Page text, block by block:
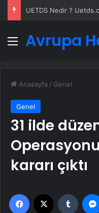
Menü
Avrupa
Anasayfa / Genel
Genel
31 ilde
kararı çıktı
Facebook Tumblr